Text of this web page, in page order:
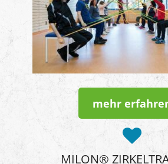
mehr
MILON®